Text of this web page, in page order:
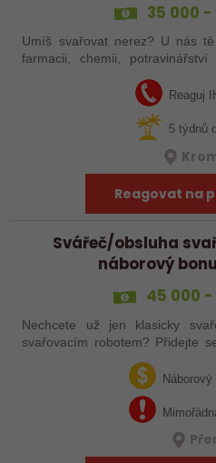
35 000 -
Umíš svařovat nerez? U nás
farmacii, chemii,
Reaguj
5 týdnů
Reagovat na
Svářeč/obsluha
náborový
45 000 -
Nechcete už jen klasicky
svařovacím robotem? Přidejte
společnosti v Hranicích a
svařováním v moderní výrobě.…
Náborový